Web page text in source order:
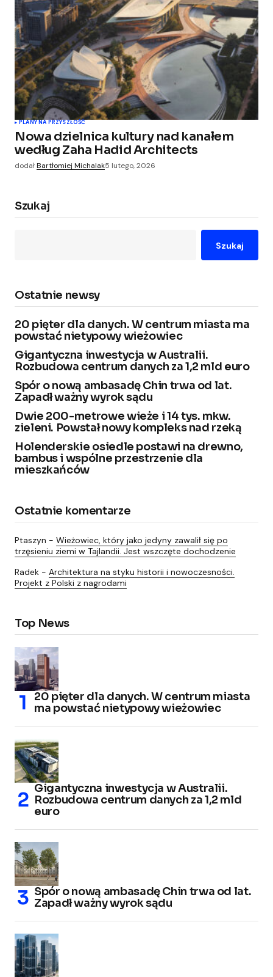
PLANY NA PRZYSZŁOŚĆ
Nowa dzielnica kultury nad kanałem
według Zaha Hadid Architects
dodałBartłomiej Michalak5 lutego, 2026
Szukaj
Szukaj
Ostatnie newsy
20 pięter dla danych. W centrum miasta ma
powstać nietypowy wieżowiec
Gigantyczna inwestycja w Australii.
Rozbudowa centrum danych za 1,2 mld euro
Spór o nową ambasadę Chin trwa od lat.
Zapadł ważny wyrok sądu
Dwie 200-metrowe wieże i 14 tys. mkw.
zieleni. Powstał nowy kompleks nad rzeką
Holenderskie osiedle postawi na drewno,
bambus i wspólne przestrzenie dla
mieszkańców
Ostatnie komentarze
Ptaszyn - Wieżowiec, który jako jedyny zawalił się po
trzęsieniu ziemi w Tajlandii. Jest wszczęte dochodzenie
Radek - Architektura na styku historii i nowoczesności.
Projekt z Polski z nagrodami
Top News
20 pięter dla danych. W centrum miasta
ma powstać nietypowy wieżowiec
Gigantyczna inwestycja w Australii.
Rozbudowa centrum danych za 1,2 mld
euro
Spór o nową ambasadę Chin trwa od lat.
Zapadł ważny wyrok sądu